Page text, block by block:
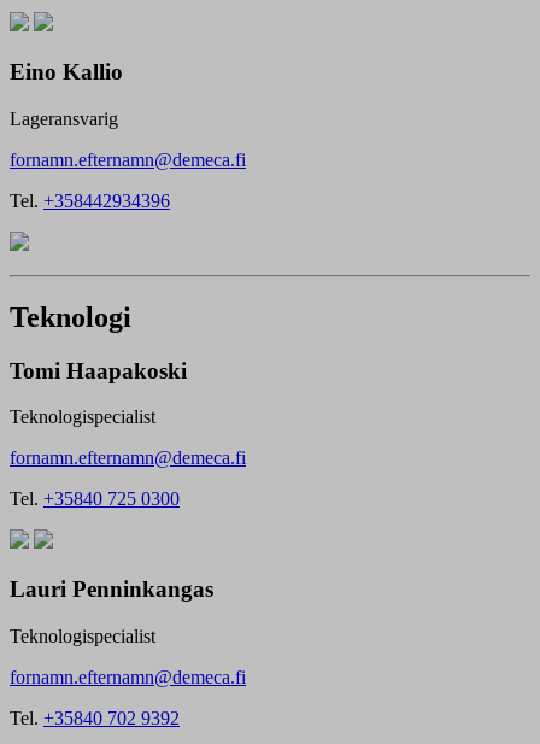
Eino Kallio
Lageransvarig
fornamn.efternamn@demeca.fi
Tel. +358442934396
Teknologi
Tomi Haapakoski
Teknologispecialist
fornamn.efternamn@demeca.fi
Tel. +35840 725 0300
Lauri Penninkangas
Teknologispecialist
fornamn.efternamn@demeca.fi
Tel. +35840 702 9392